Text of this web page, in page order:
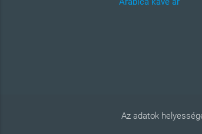
Az adatok